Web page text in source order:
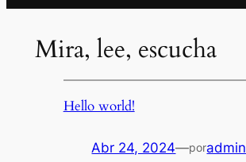
Mira, lee, escucha
Hello world!
Abr 24, 2024—poradmin